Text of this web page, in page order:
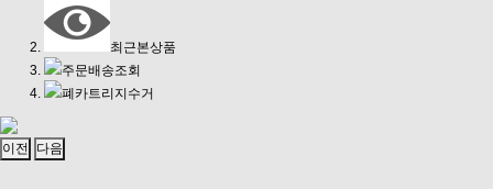
최근본상품
주문배송조회
폐카트리지수거
이전 다음